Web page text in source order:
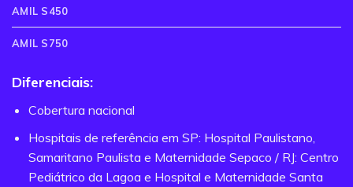
AMIL S450
AMIL S750
Diferenciais:
Cobertura nacional
Hospitais de referência em SP: Hospital Paulistano,
Samaritano Paulista e Maternidade Sepaco / RJ: Centro
Pediátrico da Lagoa e Hospital e Maternidade Santa